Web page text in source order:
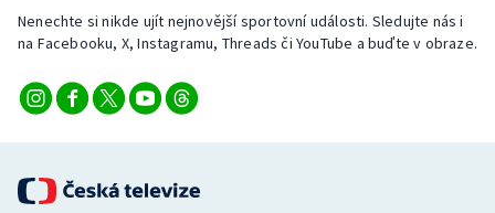
Vodní slalom
Ostatní
Nenechte si nikde ujít nejnovější sportovní události. Sledujte nás i
na Facebooku, X, Instagramu, Threads či YouTube a buďte v obraze.